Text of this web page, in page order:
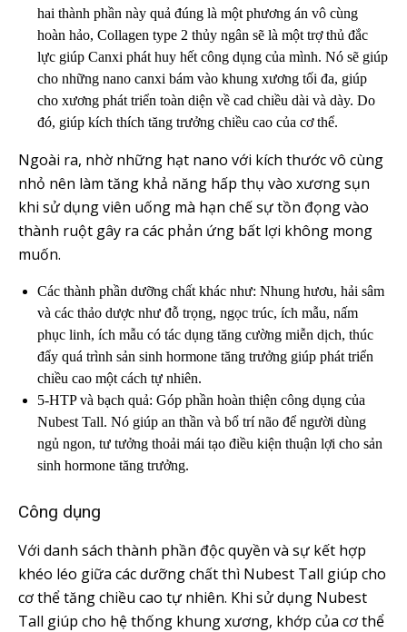
hai thành phần này quả đúng là một phương án vô cùng
hoàn hảo, Collagen type 2 thủy ngân sẽ là một trợ thủ đắc
lực giúp Canxi phát huy hết công dụng của mình. Nó sẽ giúp
cho những nano canxi bám vào khung xương tối đa, giúp
cho xương phát triển toàn diện về cad chiều dài và dày. Do
đó, giúp kích thích tăng trưởng chiều cao của cơ thể.
Ngoài ra, nhờ những hạt nano với kích thước vô cùng
nhỏ nên làm tăng khả năng hấp thụ vào xương sụn
khi sử dụng viên uống mà hạn chế sự tồn đọng vào
thành ruột gây ra các phản ứng bất lợi không mong
muốn.
Các thành phần dưỡng chất khác như: Nhung hươu, hải sâm
và các thảo dược như đỗ trọng, ngọc trúc, ích mẫu, nấm
phục linh, ích mẫu có tác dụng tăng cường miễn dịch, thúc
đẩy quá trình sản sinh hormone tăng trưởng giúp phát triển
chiều cao một cách tự nhiên.
5-HTP và bạch quả: Góp phần hoàn thiện công dụng của
Nubest Tall. Nó giúp an thần và bổ trí não để người dùng
ngủ ngon, tư tưởng thoải mái tạo điều kiện thuận lợi cho sản
sinh hormone tăng trưởng.
Công dụng
Với danh sách thành phần độc quyền và sự kết hợp
khéo léo giữa các dưỡng chất thì Nubest Tall giúp cho
cơ thể tăng chiều cao tự nhiên. Khi sử dụng Nubest
Tall giúp cho hệ thống khung xương, khớp của cơ thể